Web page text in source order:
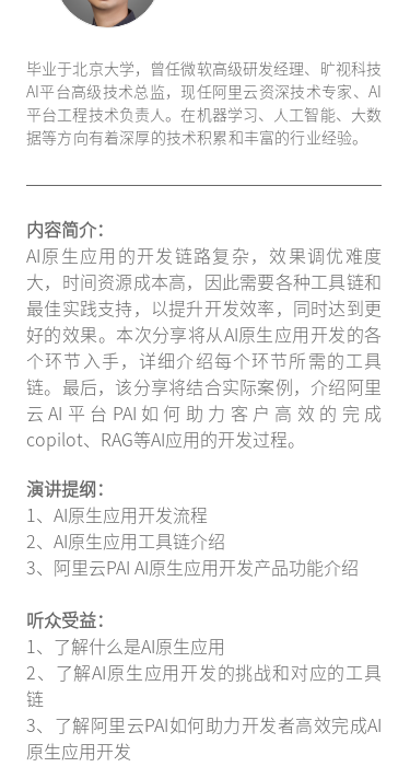
内容简介：
AI原生应用的开发链路复杂，效果调优难度
大，时间资源成本高，因此需要各种工具链和
最佳实践支持，以提升开发效率，同时达到更
好的效果。本次分享将从AI原生应用开发的各
个环节入手，详细介绍每个环节所需的工具
链。最后，该分享将结合实际案例，介绍阿里
云AI平台PAI如何助力客户高效的完成
copilot、RAG等AI应用的开发过程。
演讲提纲：
1、AI原生应用开发流程
2、AI原生应用工具链介绍
3、阿里云PAI AI原生应用开发产品功能介绍
听众受益：
1、了解什么是AI原生应用
2、了解AI原生应用开发的挑战和对应的工具
链
3、了解阿里云PAI如何助力开发者高效完成AI
原生应用开发
毕业于北京大学，曾任微软高级研发经理、旷视科技
AI平台高级技术总监，现任阿里云资深技术专家、AI
平台工程技术负责人。在机器学习、人工智能、大数
据等方向有着深厚的技术积累和丰富的行业经验。